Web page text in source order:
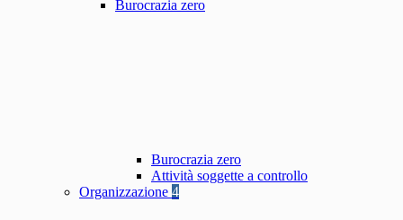
Burocrazia zero
Burocrazia zero
Attività soggette a controllo
Organizzazione 4